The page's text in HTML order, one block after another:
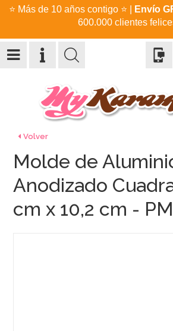
⭐ Más de 10 años contigo ⭐ Envío
600.000 clientes
Volver
Molde de
Anodizado
cm x 10,2 cm -